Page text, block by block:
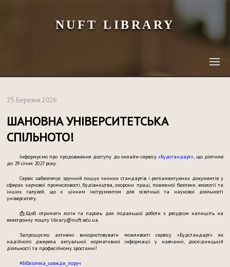
NUFT LIBRARY
25 Березня 2026
ШАНОВНА УНІВЕРСИТЕТСЬКА
СПІЛЬНОТО!
Інформуємо про продовження доступу до онлайн-сервісу«Будстандарт», що діятиме
до 29 січня 2027 року.
Сервіс забезпечує зручний пошук чинних стандартів і регламентуючих документів у
сферах харчової промисловості, будівництва, охорони праці, пожежної безпеки, екології та
інших галузей, що є цінним інструментом для освітньої та наукової діяльності
університету.
📩Щоб отримати логін та пароль для подальшої роботи з ресурсом напишіть на
електронну пошту library@nuft.edu.ua.
Запрошуємо активно використовувати можливості сервісу «Будстандарт» як
надійного джерела актуальної нормативної інформації у навчанні, дослідницькій
діяльності та професійному зростанні!
#Бібліотека_завжди_поруч